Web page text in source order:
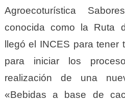
Agroecoturística
conocida como la Ruta
llegó el INCES para tener
para iniciar los
realización de una
«Bebidas a base de